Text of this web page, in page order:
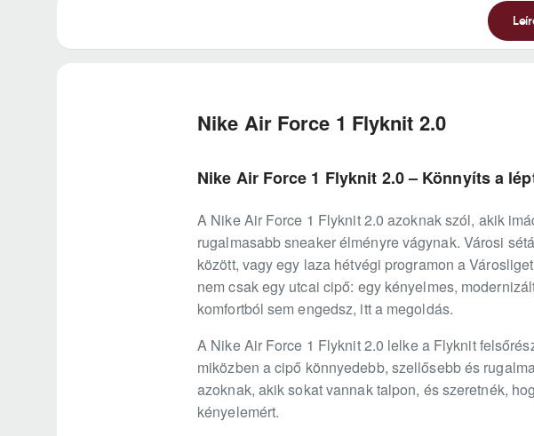
Nike Air Force 1 Flyknit 2.0
Nike Air Force 1 Flyknit 2.0 – Könnyíts a
A Nike Air Force 1 Flyknit 2.0 azoknak szól, akik
rugalmasabb sneaker élményre vágynak. Városi
között, vagy egy laza hétvégi programon a
nem csak egy utcai cipő: egy kényelmes,
komfortból sem engedsz, itt a megoldás.
A Nike Air Force 1 Flyknit 2.0 lelke a Flyknit
miközben a cipő könnyedebb, szellősebb és
azoknak, akik sokat vannak talpon, és szeretnék,
kényelemért.